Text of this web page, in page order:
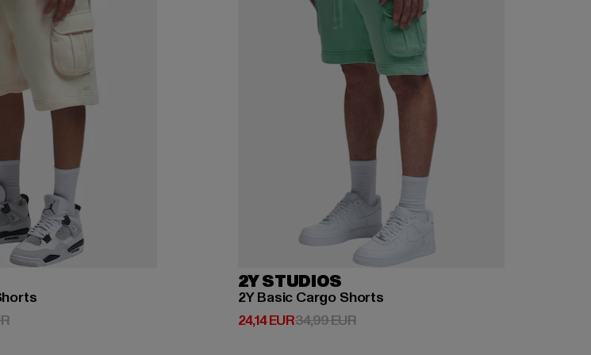
EUR
Aktionspreis: 34,99 EUR
2Y STUDIOS
2Y Basic Cargo Shorts
24,14 EUR
Derzeitiger Preis: 24,14 EUR
34,99 EURAktionspreis: 34,99 EUR